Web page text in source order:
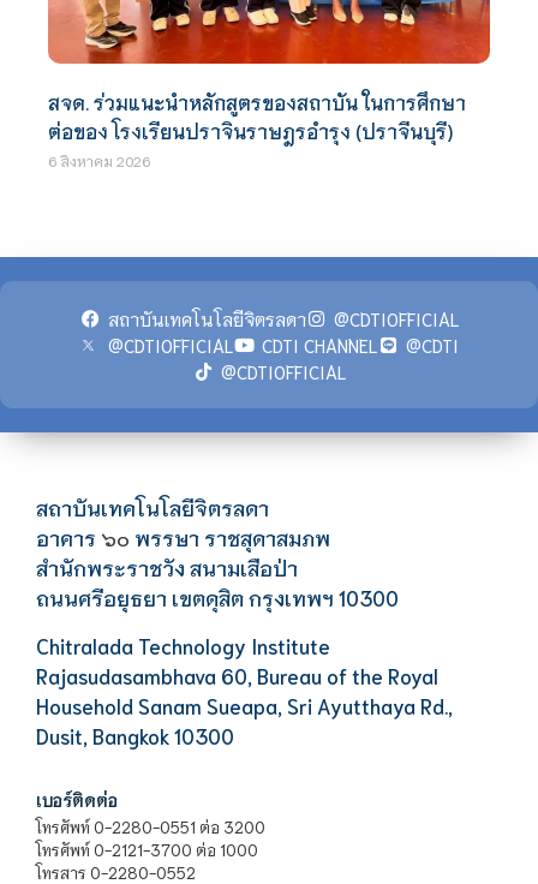
สจด. ร่วมแนะนำหลักสูตรของสถาบัน ในการศึกษา
ต่อของ โรงเรียนปราจินราษฎรอำรุง (ปราจีนบุรี)
6 สิงหาคม 2026
สถาบันเทคโนโลยีจิตรลดา
@CDTIOFFICIAL
@CDTIOFFICIAL
CDTI CHANNEL
@CDTI
@CDTIOFFICIAL
สถาบันเทคโนโลยีจิตรลดา
อาคาร ๖๐ พรรษา ราชสุดาสมภพ
สำนักพระราชวัง สนามเสือป่า
ถนนศรีอยุธยา เขตดุสิต กรุงเทพฯ 10300
Chitralada Technology Institute
Rajasudasambhava 60, Bureau of the Royal
Household Sanam Sueapa, Sri Ayutthaya Rd.,
Dusit, Bangkok 10300
เบอร์ติดต่อ
โทรศัพท์ 0-2280-0551 ต่อ 3200
โทรศัพท์ 0-2121-3700 ต่อ 1000
โทรสาร 0-2280-0552